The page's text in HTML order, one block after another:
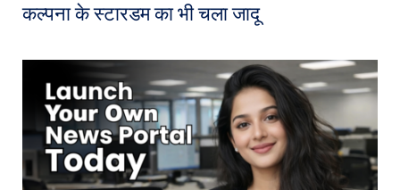
कल्पना के स्टारडम का भी चला जादू